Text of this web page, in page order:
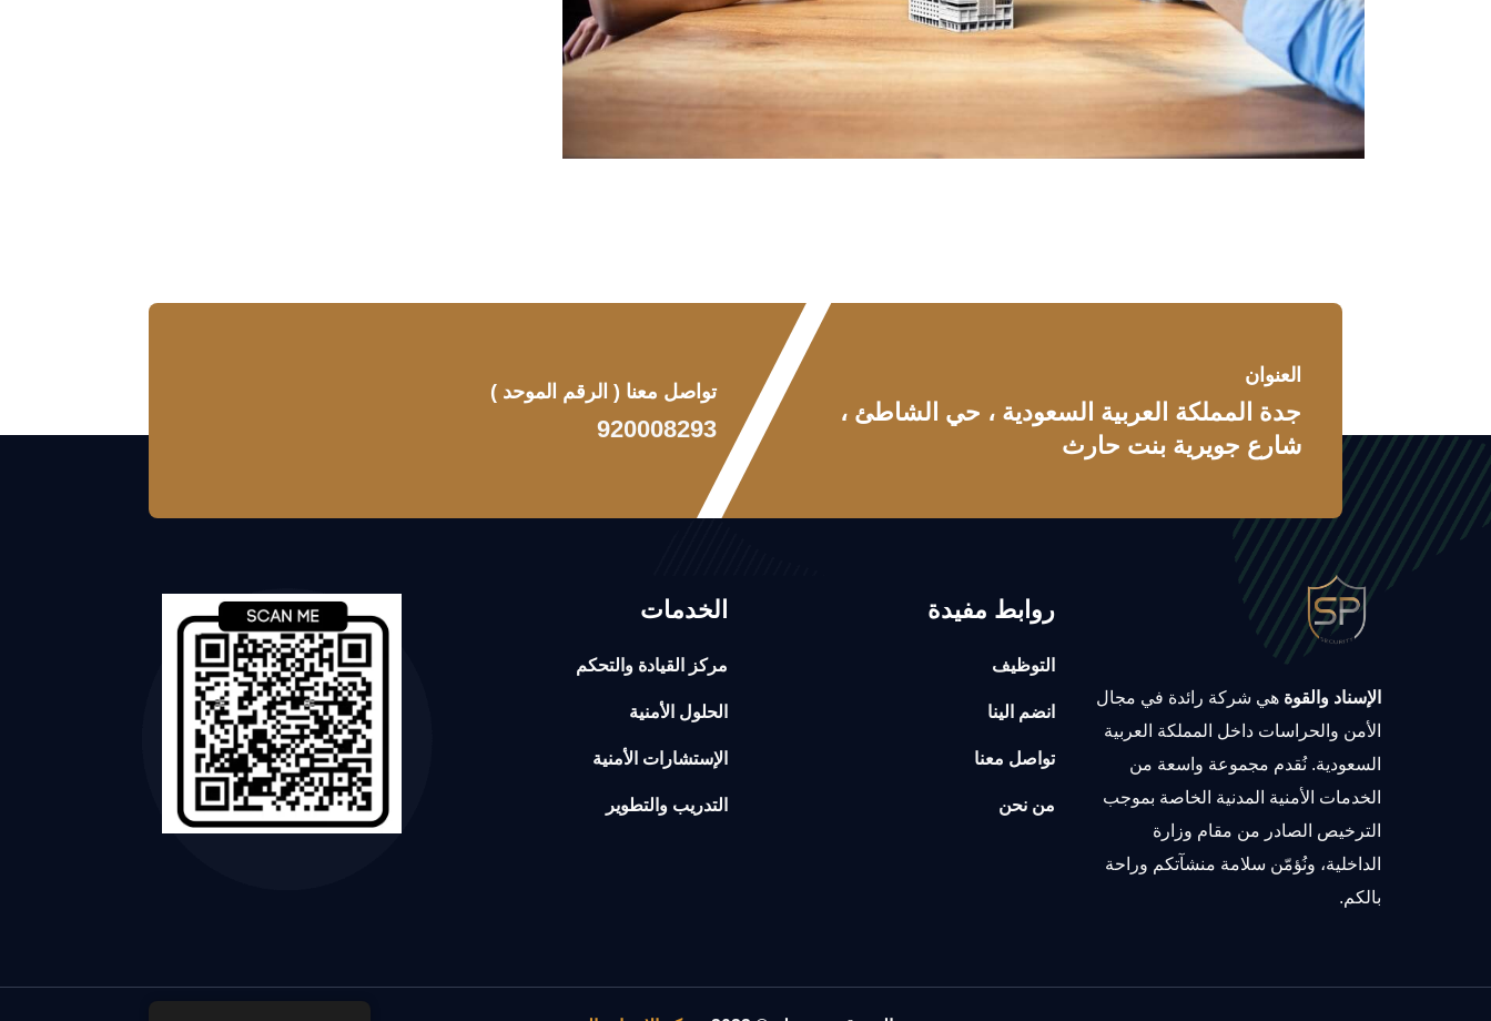
العنوان
جدة المملكة العربية السعودية ، حي الشاطئ ،
شارع جويرية بنت حارث
تواصل معنا ( الرقم الموحد )
920008293
الإسناد والقوة هي شركة رائدة في مجال
الأمن والحراسات داخل المملكة العربية
السعودية. نُقدم مجموعة واسعة من
الخدمات الأمنية المدنية الخاصة بموجب
الترخيص الصادر من مقام وزارة
الداخلية، ونُؤمّن سلامة منشآتكم وراحة
بالكم.
روابط مفيدة
التوظيف
انضم الينا
تواصل معنا
من نحن
الخدمات
مركز القيادة والتحكم
الحلول الأمنية
الإستشارات الأمنية
التدريب والتطوير